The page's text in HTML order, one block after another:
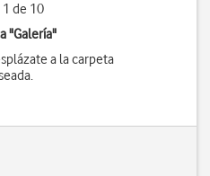
1 de 10
"Galería"
a la carpeta